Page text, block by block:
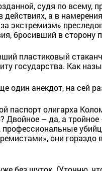
судя по всему,
действиях, а в
экстремизм»
бросивший в сторону
пластиковый
государства. Как
один анекдот, на сей
паспорт олигарха
Двойное – да, а
профессиональные
они